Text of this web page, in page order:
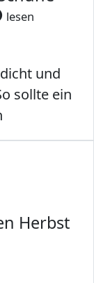
lesen
und
sollte ein
Herbst